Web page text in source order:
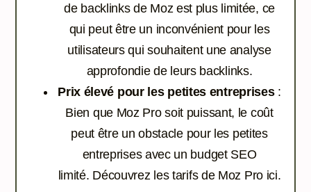
de backlinks de Moz est plus limitée, ce
qui peut être un inconvénient pour les
utilisateurs qui souhaitent une analyse
approfondie de leurs backlinks.
Prix élevé pour les petites entreprises:
Bien que Moz Pro soit puissant, le coût
peut être un obstacle pour les petites
entreprises avec un budget SEO
limité. Découvrez les tarifs de Moz Pro ici.